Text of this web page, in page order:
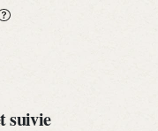
suivie